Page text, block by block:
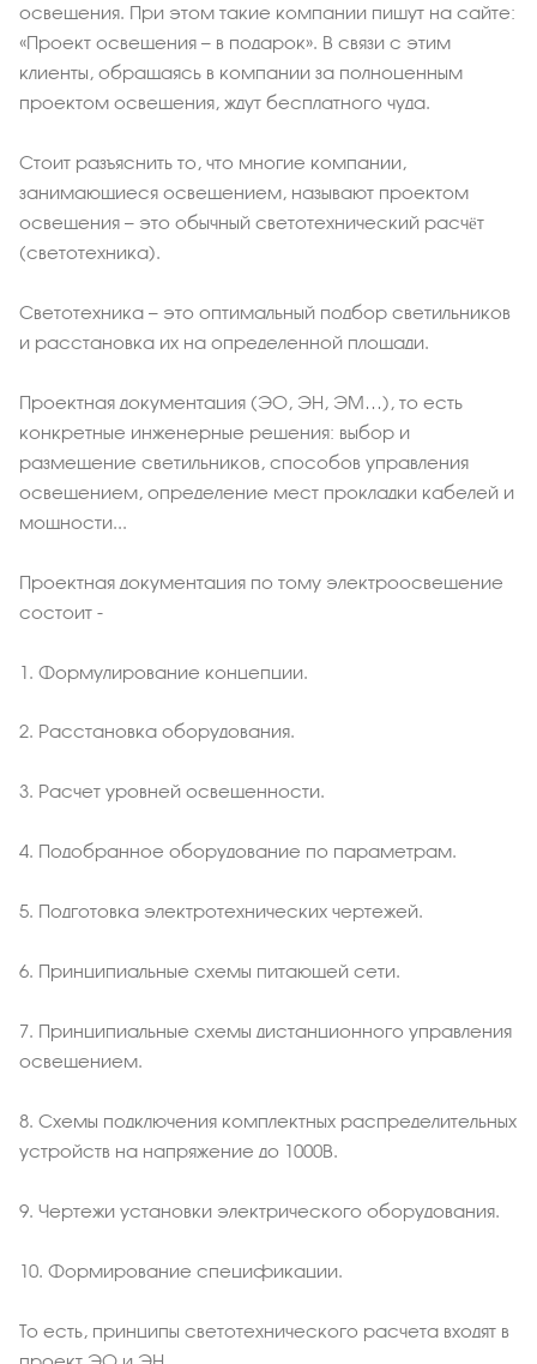
освещения. При этом такие компании пишут на сайте:
«Проект освещения — в подарок». В связи с этим
клиенты, обращаясь в компании за полноценным
проектом освещения, ждут бесплатного чуда.
Стоит разъяснить то, что многие компании,
занимающиеся освещением, называют проектом
освещения — это обычный светотехнический расчёт
(светотехника).
Светотехника — это оптимальный подбор светильников
и расстановка их на определенной площади.
Проектная документация (ЭО, ЭН, ЭМ…), то есть
конкретные инженерные решения: выбор и
размещение светильников, способов управления
освещением, определение мест прокладки кабелей и
мощности...
Проектная документация по тому электроосвещение
состоит -
1. Формулирование концепции.
2. Расстановка оборудования.
3. Расчет уровней освещенности.
4. Подобранное оборудование по параметрам.
5. Подготовка электротехнических чертежей.
6. Принципиальные схемы питающей сети.
7. Принципиальные схемы дистанционного управления
освещением.
8. Схемы подключения комплектных распределительных
устройств на напряжение до 1000В.
9. Чертежи установки электрического оборудования.
10. Формирование спецификации.
То есть, принципы светотехнического расчета входят в